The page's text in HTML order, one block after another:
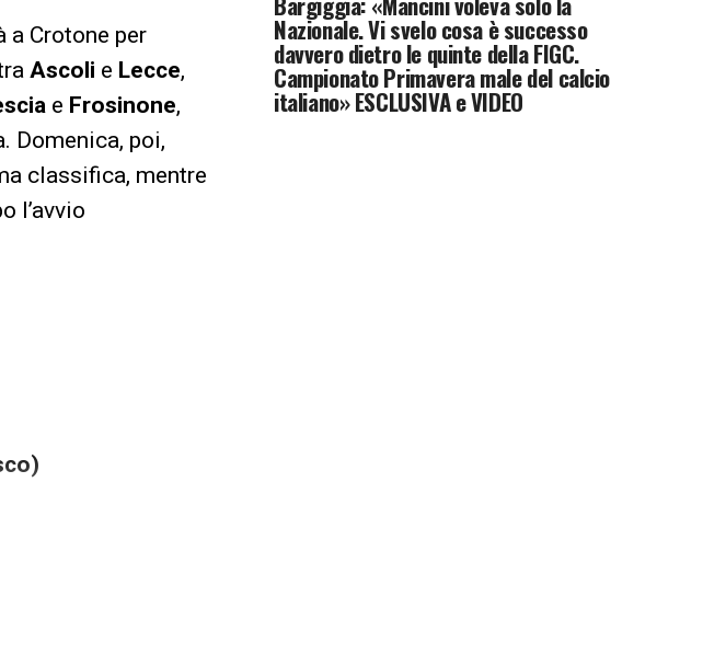
a Crotone per
Ascoli e Lecce,
e Frosinone,
Domenica, poi,
classifica, mentre
l’avvio
Nazionale. Vi svelo cosa è successo
davvero dietro le quinte della FIGC.
Campionato Primavera male del calcio
italiano» ESCLUSIVA e VIDEO